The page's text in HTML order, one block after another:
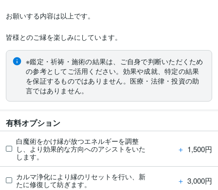
お願いする内容は以上です。
皆様とのご縁を楽しみにしています。
※鑑定・祈祷・施術の結果は、ご自身で判断いただくため
の参考としてご活用ください。効果や成就、特定の結果
を保証するものではありません。医療・法律・投資の助
言ではありません。
有料オプション
白魔術をかけ縁が放つエネルギーを調整
し、より効果的な方向へのアシストをいた
します。
＋ 1,500円
カルマ浄化により縁のリセットを行い、新
たに修復して紡ぎます。
＋ 3,000円